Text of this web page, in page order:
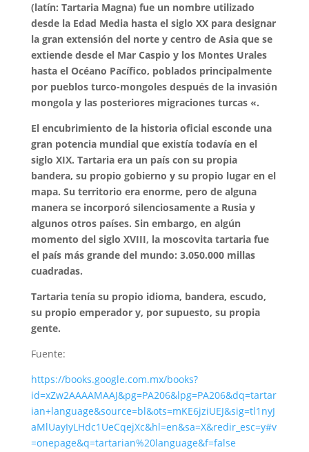
(latín: Tartaria Magna) fue un nombre utilizado
desde la Edad Media hasta el siglo XX para designar
la gran extensión del norte y centro de Asia que se
extiende desde el Mar Caspio y los Montes Urales
hasta el Océano Pacífico, poblados principalmente
por pueblos turco-mongoles después de la invasión
mongola y las posteriores migraciones turcas «.
El encubrimiento de la historia oficial esconde una
gran potencia mundial que existía todavía en el
siglo XIX. Tartaria era un país con su propia
bandera, su propio gobierno y su propio lugar en el
mapa. Su territorio era enorme, pero de alguna
manera se incorporó silenciosamente a Rusia y
algunos otros países. Sin embargo, en algún
momento del siglo XVIII, la moscovita tartaria fue
el país más grande del mundo: 3.050.000 millas
cuadradas.
Tartaria tenía su propio idioma, bandera, escudo,
su propio emperador y, por supuesto, su propia
gente.
Fuente:
https://books.google.com.mx/books?
id=xZw2AAAAMAAJ&pg=PA206&lpg=PA206&dq=tartar
ian+language&source=bl&ots=mKE6jziUEJ&sig=tl1nyJ
aMlUayIyLHdc1UeCqejXc&hl=en&sa=X&redir_esc=y#v
=onepage&q=tartarian%20language&f=false